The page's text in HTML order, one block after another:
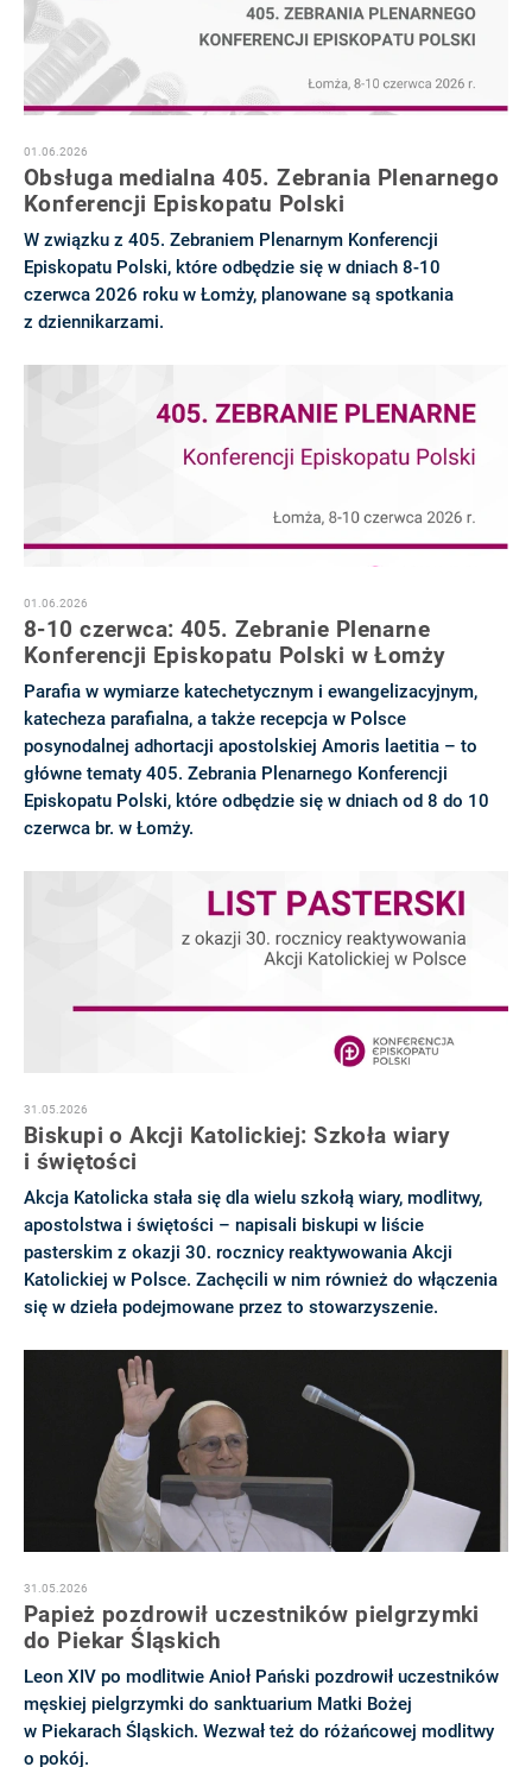
01.06.2026
Obsługa medialna 405. Zebrania Plenarnego
Konferencji Episkopatu Polski
W związku z 405. Zebraniem Plenarnym Konferencji
Episkopatu Polski, które odbędzie się w dniach 8-10
czerwca 2026 roku w Łomży, planowane są spotkania
z dziennikarzami.
01.06.2026
8-10 czerwca: 405. Zebranie Plenarne
Konferencji Episkopatu Polski w Łomży
Parafia w wymiarze katechetycznym i ewangelizacyjnym,
katecheza parafialna, a także recepcja w Polsce
posynodalnej adhortacji apostolskiej Amoris laetitia – to
główne tematy 405. Zebrania Plenarnego Konferencji
Episkopatu Polski, które odbędzie się w dniach od 8 do 10
czerwca br. w Łomży.
31.05.2026
Biskupi o Akcji Katolickiej: Szkoła wiary
i świętości
Akcja Katolicka stała się dla wielu szkołą wiary, modlitwy,
apostolstwa i świętości – napisali biskupi w liście
pasterskim z okazji 30. rocznicy reaktywowania Akcji
Katolickiej w Polsce. Zachęcili w nim również do włączenia
się w dzieła podejmowane przez to stowarzyszenie.
31.05.2026
Papież pozdrowił uczestników pielgrzymki
do Piekar Śląskich
Leon XIV po modlitwie Anioł Pański pozdrowił uczestników
męskiej pielgrzymki do sanktuarium Matki Bożej
w Piekarach Śląskich. Wezwał też do różańcowej modlitwy
o pokój.